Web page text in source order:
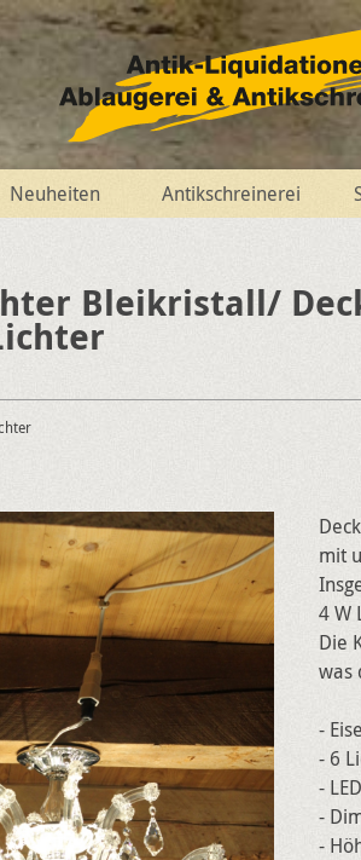
Neuheiten Antikschreinerei
Bleikristall/
mit
4 W
Die
was
-
- 6
-
-
-